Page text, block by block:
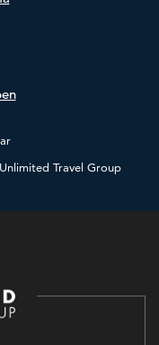
Unlimited Travel Group